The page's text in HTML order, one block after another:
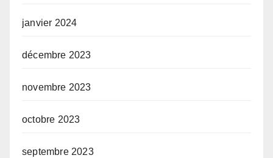
janvier 2024
décembre 2023
novembre 2023
octobre 2023
septembre 2023